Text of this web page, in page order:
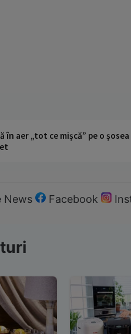
în aer „tot ce mișcă” pe o
News Facebook